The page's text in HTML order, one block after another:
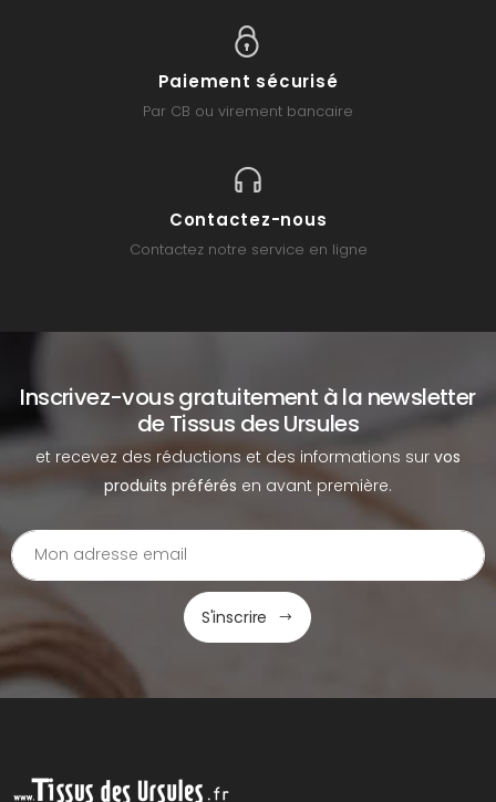
Paiement sécurisé
Par CB ou virement bancaire
Contactez-nous
Contactez notre service en ligne
Inscrivez-vous gratuitement à la newsletter
de Tissus des Ursules
et recevez des réductions et des informations sur vos
produits préférés en avant première.
S'inscrire